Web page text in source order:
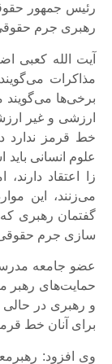
رئیس جمهور
رهبری جرم
آیت الله کعبی
مذاکرات
برخی‌ها می‌گویند
ارزشی و غیر
خط قرمز ندارد
علوم انسانی
زا اعتقاد
می‌زنند، این
گفتمان رهبری که
سازی جرم
عضو جامعه
حمایت‌های رهبر
و رهبری در حالی
برای آنان خط
وی افزود: